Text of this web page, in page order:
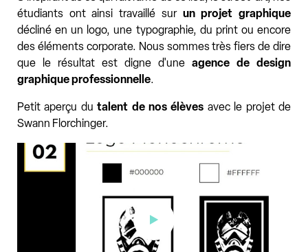
étudiants ont ainsi travaillé surun projet graphique
décliné en un logo, une typographie, du print ou encore
des éléments corporate. Nous sommes très fiers de dire
que le résultat est digne d'une agence de design
graphique professionnelle.
Petit aperçu du talent de nos élèves avec le projet de
Swann Florchinger.
Charte graphique Spot 13